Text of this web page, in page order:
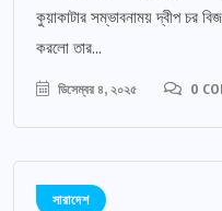
কুয়াকাটার সম্ভাবনাময় দ্বীপ চর
করলো তার...
ডিসেম্বর ৪, ২০২৫ 0
সারাদেশ